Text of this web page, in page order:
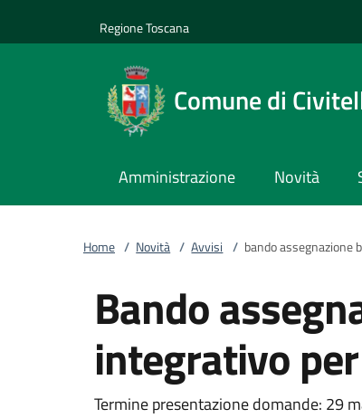
Regione Toscana
Comune di
Amministrazione Novità
Home / Novità / Avvisi / bando assegnazione
Bando
integrativo
Termine presentazione domande: 29